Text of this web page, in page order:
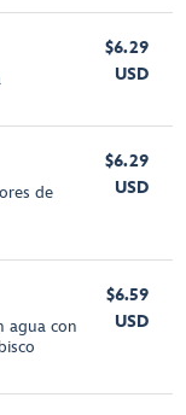
$6.29
USD
de
$6.29
USD
agua con
$6.59
USD